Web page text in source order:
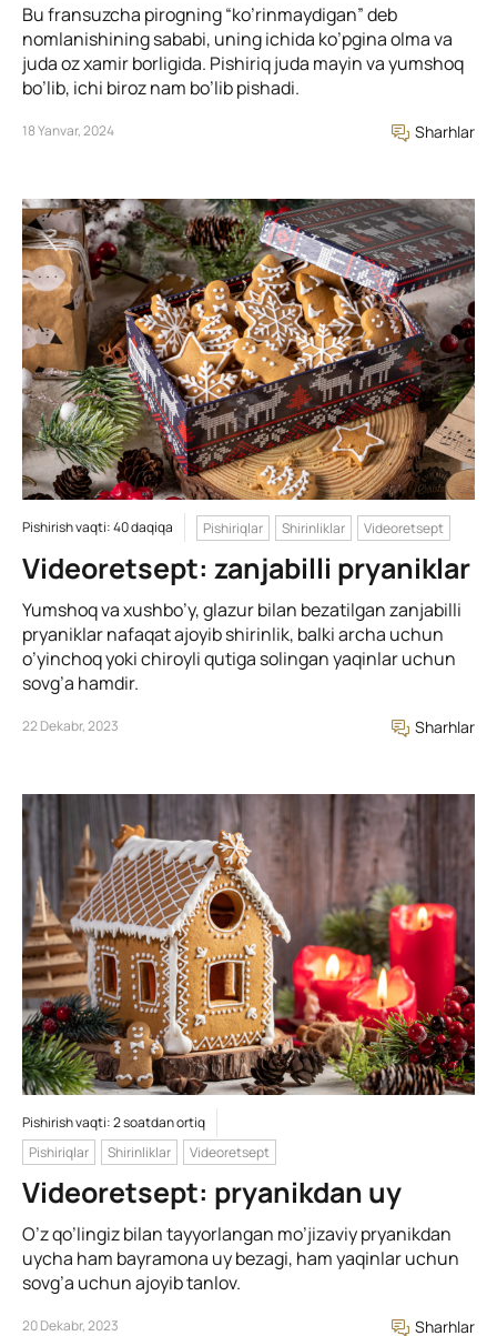
Bu fransuzcha pirogning “ko’rinmaydigan” deb
nomlanishining sababi, uning ichida ko’pgina olma va
juda oz xamir borligida. Pishiriq juda mayin va yumshoq
bo’lib, ichi biroz nam bo’lib pishadi.
18 Yanvar, 2024 Sharhlar
Pishirish vaqti: 40 daqiqa Pishiriqlar Shirinliklar Videoretsept
Videoretsept: zanjabilli pryaniklar
Yumshoq va xushbo’y, glazur bilan bezatilgan zanjabilli
pryaniklar nafaqat ajoyib shirinlik, balki archa uchun
o’yinchoq yoki chiroyli qutiga solingan yaqinlar uchun
sovg’a hamdir.
22 Dekabr, 2023 Sharhlar
Pishirish vaqti: 2 soatdan ortiq
Pishiriqlar
Shirinliklar Videoretsept
Videoretsept: pryanikdan uy
O’z qo’lingiz bilan tayyorlangan mo’jizaviy pryanikdan
uycha ham bayramona uy bezagi, ham yaqinlar uchun
sovg’a uchun ajoyib tanlov.
20 Dekabr, 2023 Sharhlar